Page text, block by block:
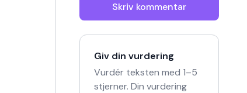
Skriv kommentar
Giv din vurdering
Vurdér teksten med 1–5
stjerner. Din vurdering